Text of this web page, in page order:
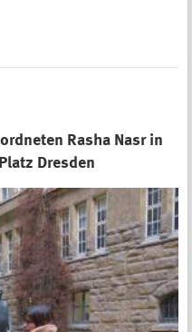
Rasha Nasr in
Dresden